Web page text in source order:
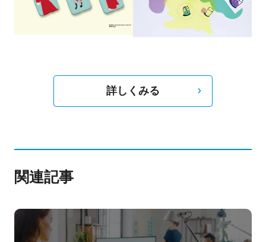
詳しくみる
関連記事